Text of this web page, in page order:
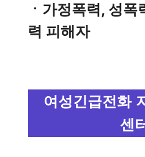
ㆍ가정폭력, 성
력 피해자
여성긴급전화
센